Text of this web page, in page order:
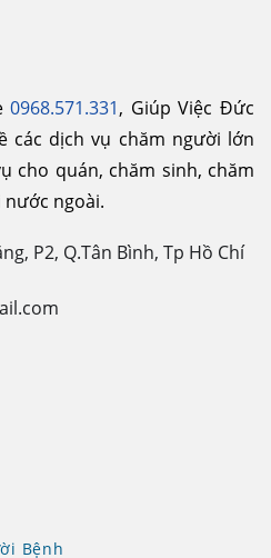
0968.571.331, Giúp Việc Đức
các dịch vụ chăm người lớn
cho quán, chăm sinh, chăm
nước ngoài.
P2, Q.Tân Bình, Tp Hồ Chí
Bệnh